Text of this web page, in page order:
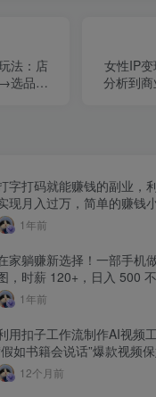
法：店
选品→
女性IP
分析到
字打码就能赚钱的副业，
现月入过万，简单的赚钱
1年前
家躺赚新选择！一部手机
，时薪 120+，日入 500
1年前
用扣子工作流制作AI视频
假如书籍会说话”爆款视频
12个月前